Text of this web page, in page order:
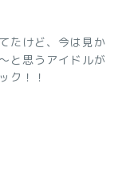
たけど、今は見か
と思うアイドルが
ク！！